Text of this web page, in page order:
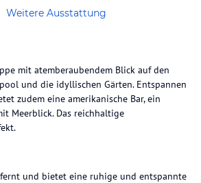
Weitere Ausstattung
mit atemberaubendem Blick auf den
und die idyllischen Gärten. Entspannen
zudem eine amerikanische Bar, ein
Meerblick. Das reichhaltige
und bietet eine ruhige und entspannte